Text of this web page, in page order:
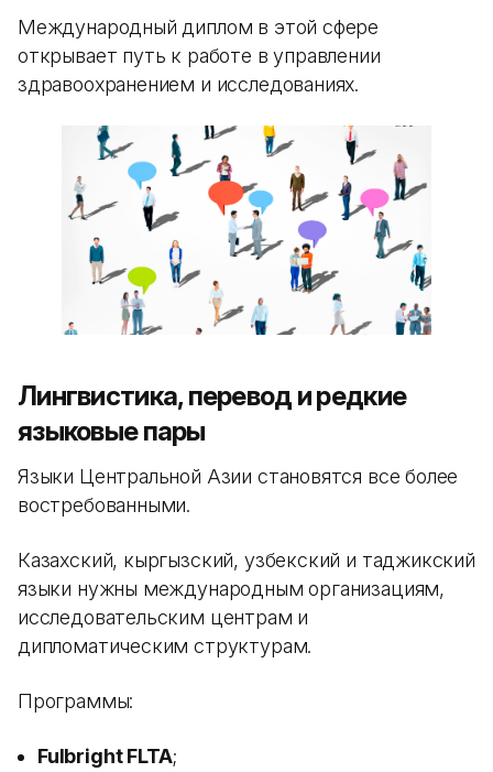
Международный диплом в этой сфере
открывает путь к работе в управлении
здравоохранением и исследованиях.
Лингвистика, перевод и редкие
языковые пары
Языки Центральной Азии становятся все более
востребованными.
Казахский, кыргызский, узбекский и таджикский
языки нужны международным организациям,
исследовательским центрам и
дипломатическим структурам.
Программы:
Fulbright FLTA;